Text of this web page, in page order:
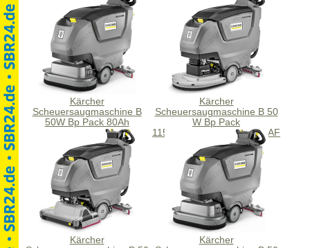
Kärcher
Scheuersaugmaschine B
50W Bp Pack 80Ah
Li+D60+FC+Do+Ri+AF
Kärcher
Scheuersaugmaschine B 50
W Bp Pack
115Ah+D51+Dose+Rinse+AF
Kärcher
Kärcher